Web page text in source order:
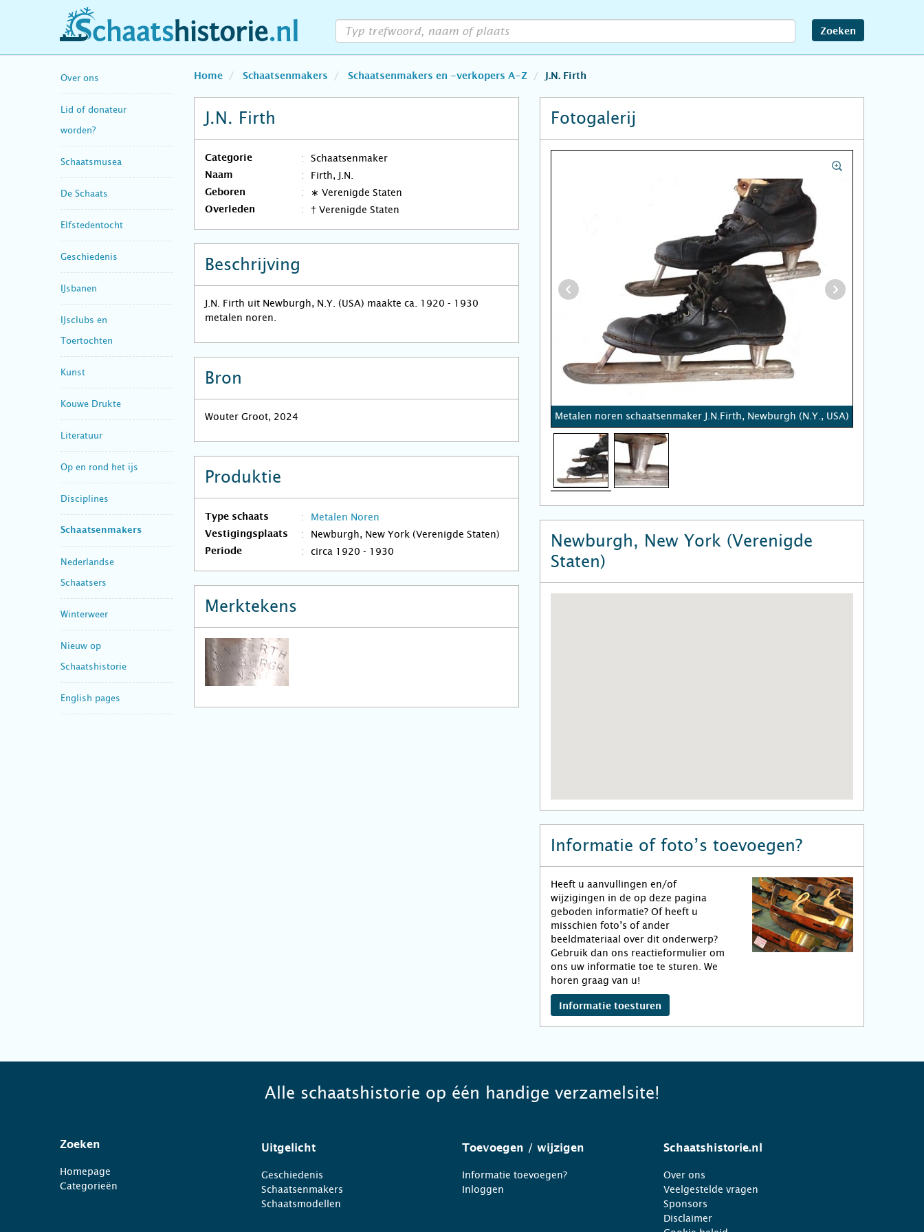
schaatshistorie.nl Zoeken
Over ons
Lid of donateur
worden?
Schaatsmusea
De Schaats
Elfstedentocht
Geschiedenis
IJsbanen
IJsclubs en
Toertochten
Kunst
Kouwe Drukte
Literatuur
Op en rond het ijs
Disciplines
Schaatsenmakers
Nederlandse
Schaatsers
Winterweer
Nieuw op
Schaatshistorie
English pages
Home Schaatsenmakers Schaatsenmakers en -verkopers A-Z J.N. Firth
J.N. Firth
Categorie Schaatsenmaker
Naam Firth, J.N.
Geboren ∗ Verenigde Staten
Overleden † Verenigde Staten
Beschrijving
J.N. Firth uit Newburgh, N.Y. (USA) maakte ca. 1920 - 1930
metalen noren.
Bron
Wouter Groot, 2024
Produktie
Type schaats Metalen Noren
Vestigingsplaats Newburgh, New York (Verenigde Staten)
Periode circa 1920 - 1930
Merktekens
Fotogalerij
Metalen noren schaatsenmaker J.N.Firth, Newburgh (N.Y., USA)
Newburgh, New York (Verenigde
Staten)
Informatie of foto’s toevoegen?
Heeft u aanvullingen en/of
wijzigingen in de op deze pagina
geboden informatie? Of heeft u
misschien foto’s of ander
beeldmateriaal over dit onderwerp?
Gebruik dan ons reactieformulier om
ons uw informatie toe te sturen. We
horen graag van u!
Informatie toesturen
Alle schaatshistorie op één handige verzamelsite!
Zoeken
Homepage
Categorieën
Uitgelicht
Geschiedenis
Schaatsenmakers
Schaatsmodellen
Toevoegen / wijzigen
Informatie toevoegen?
Inloggen
Schaatshistorie.nl
Over ons
Veelgestelde vragen
Sponsors
Disclaimer